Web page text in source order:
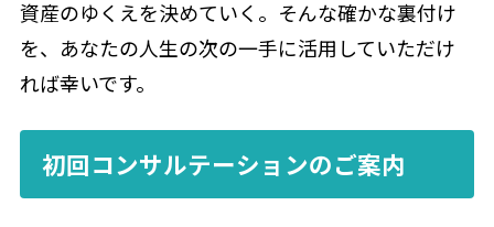
資産のゆくえを決めていく。そんな確かな裏付け
を、あなたの人生の次の一手に活用していただけ
れば幸いです。
初回コンサルテーションのご案内